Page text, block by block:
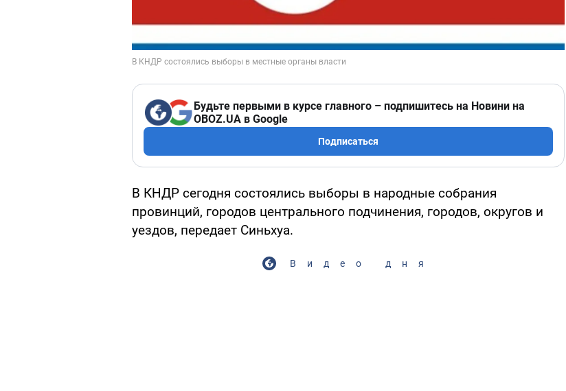
Будьте первыми в курсе главного – подпишитесь на Новини на
OBOZ.UA в Google
Подписаться
В КНДР сегодня состоялись выборы в народные собрания
провинций, городов центрального подчинения, городов, округов и
уездов, передает Синьхуа.
Видео дня